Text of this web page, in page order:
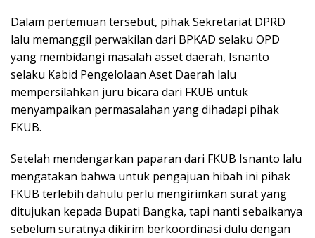
Dalam pertemuan tersebut, pihak Sekretariat DPRD
lalu memanggil perwakilan dari BPKAD selaku OPD
yang membidangi masalah asset daerah, Isnanto
selaku Kabid Pengelolaan Aset Daerah lalu
mempersilahkan juru bicara dari FKUB untuk
menyampaikan permasalahan yang dihadapi pihak
FKUB.
Setelah mendengarkan paparan dari FKUB Isnanto lalu
mengatakan bahwa untuk pengajuan hibah ini pihak
FKUB terlebih dahulu perlu mengirimkan surat yang
ditujukan kepada Bupati Bangka, tapi nanti sebaikanya
sebelum suratnya dikirim berkoordinasi dulu dengan